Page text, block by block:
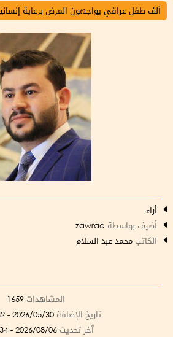
ألف طفل عراقي يواجهون المرض برعاية
أراء
أضيف بواسطة
الكاتب محمد عبد السلام
المشاهدات 1659
تاريخ الإضافة 2026/05/30 - 10:32 PM
آخر تحديث 2026/08/06 - 3:34 PM